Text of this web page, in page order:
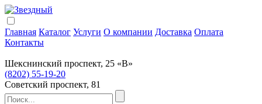
Главная Каталог Услуги О компании Доставка Оплата
Контакты
Шекснинский проспект, 25 «В»
(8202) 55-19-20
Советский проспект, 81